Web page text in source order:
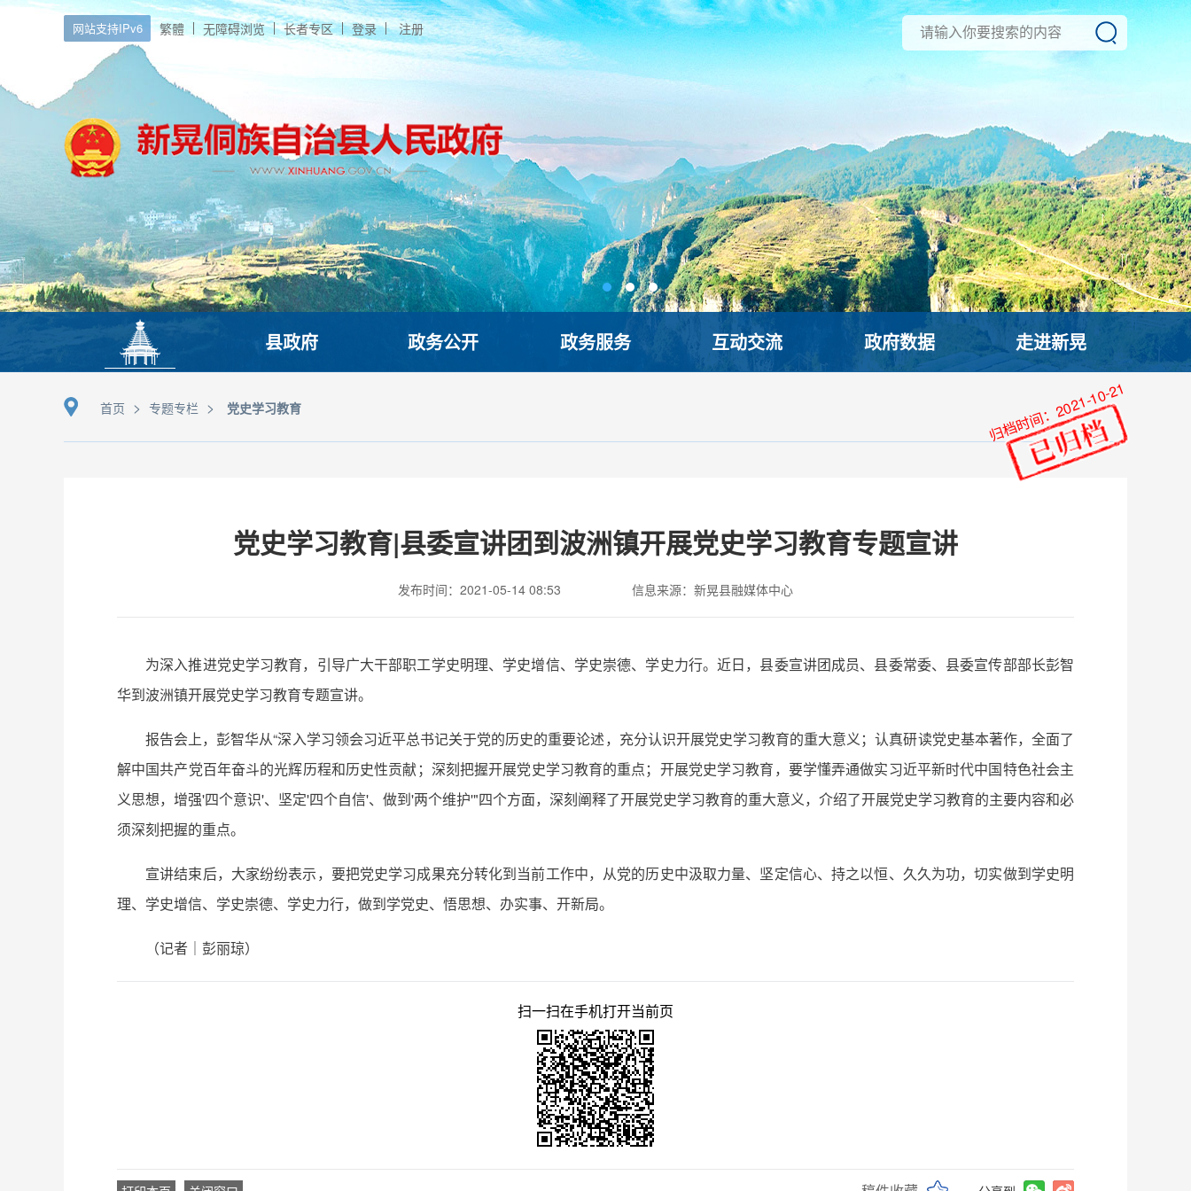
网站支持IPv6 繁體 无障碍浏览 长者专区 登录 注册
县政府 政务公开 政务服务 互动交流 政府数据 走进新晃
首页 > 专题专栏 > 党史学习教育
党史学习教育|县委宣讲团到波洲镇开展党史学习教育专题宣讲
发布时间：2021-05-14 08:53 信息来源：新晃县融媒体中心
为深入推进党史学习教育，引导广大干部职工学史明理、学史增信、学史崇德、学史力行。近日，县委宣讲团成员、县委常委、县委宣传部部长彭智
华到波洲镇开展党史学习教育专题宣讲。
报告会上，彭智华从“深入学习领会习近平总书记关于党的历史的重要论述，充分认识开展党史学习教育的重大意义；认真研读党史基本著作，全面了
解中国共产党百年奋斗的光辉历程和历史性贡献；深刻把握开展党史学习教育的重点；开展党史学习教育，要学懂弄通做实习近平新时代中国特色社会主
义思想，增强'四个意识'、坚定'四个自信'、做到'两个维护'"四个方面，深刻阐释了开展党史学习教育的重大意义，介绍了开展党史学习教育的主要内容和必
须深刻把握的重点。
宣讲结束后，大家纷纷表示，要把党史学习成果充分转化到当前工作中，从党的历史中汲取力量、坚定信心、持之以恒、久久为功，切实做到学史明
理、学史增信、学史崇德、学史力行，做到学党史、悟思想、办实事、开新局。
（记者｜彭丽琼）
扫一扫在手机打开当前页
归档时间：2021-10-21